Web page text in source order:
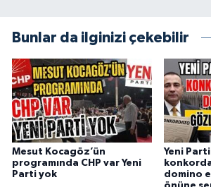
Bunlar da ilginizi çekebilir
Mesut Kocagöz’ün
programında CHP var Yeni
Parti yok
Yeni
domino